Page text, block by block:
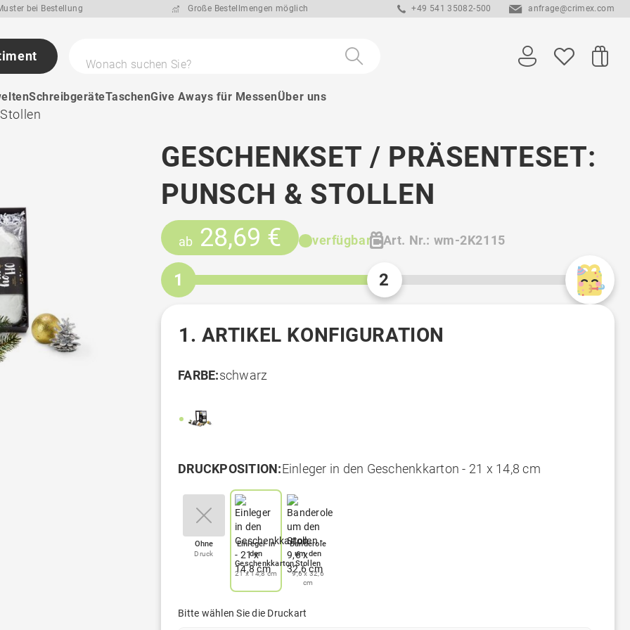
bei Bestellung Große Bestellmengen möglich +49 541 35082-500 anfrage@crimex.com
Wonach suchen Sie?
SchreibgeräteTaschenGive Aways für MessenÜber uns
GESCHENKSET / PRÄSENTESET:
PUNSCH & STOLLEN
ab 28,69 € verfügbar Art. Nr.: wm-2K2115
1 2
1. ARTIKEL KONFIGURATION
FARBE:schwarz
DRUCKPOSITION:Einleger in den Geschenkkarton - 21 x 14,8 cm
Ohne
Druck
Einleger in
den
Geschenkkarton
21 x 14,8 cm
Banderole
um den
Stollen
9,6 x 32,6
cm
Bitte wählen Sie die Druckart